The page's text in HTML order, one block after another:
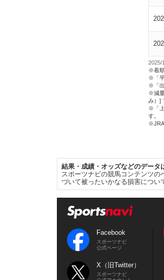
2025/
※着
※「
※「
※減
み）]
※「
す。
※JRA
結果・成績・オッズなどのデータ
スポーツナビの競馬コンテンツ
づいて被ったいかなる損害につい
Facebook
スポーツナビ
公式ページ
X（旧Twitter）
スポーツナビ